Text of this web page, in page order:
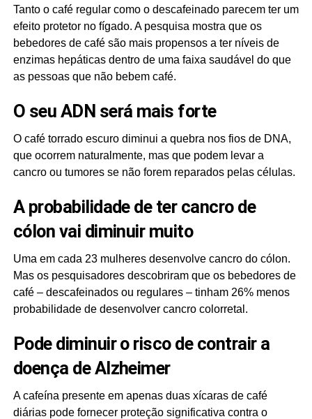
Tanto o café regular como o descafeinado parecem ter um
efeito protetor no fígado. A pesquisa mostra que os
bebedores de café são mais propensos a ter níveis de
enzimas hepáticas dentro de uma faixa saudável do que
as pessoas que não bebem café.
O seu ADN será mais forte
O café torrado escuro diminui a quebra nos fios de DNA,
que ocorrem naturalmente, mas que podem levar a
cancro ou tumores se não forem reparados pelas células.
A probabilidade de ter cancro de
cólon vai diminuir muito
Uma em cada 23 mulheres desenvolve cancro do cólon.
Mas os pesquisadores descobriram que os bebedores de
café – descafeinados ou regulares – tinham 26% menos
probabilidade de desenvolver cancro colorretal.
Pode diminuir o risco de contrair a
doença de Alzheimer
A cafeína presente em apenas duas xícaras de café
diárias pode fornecer proteção significativa contra o